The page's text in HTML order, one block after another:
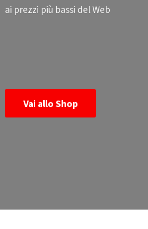
ai prezzi più bassi del Web
Vai allo Shop